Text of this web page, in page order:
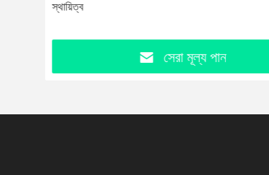
স্থায়িত্ব
সেরা মূল্য পান